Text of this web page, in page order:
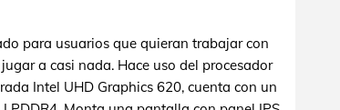
para usuarios que quieran trabajar con
a casi nada. Hace uso del procesador
Intel UHD Graphics 620, cuenta con un